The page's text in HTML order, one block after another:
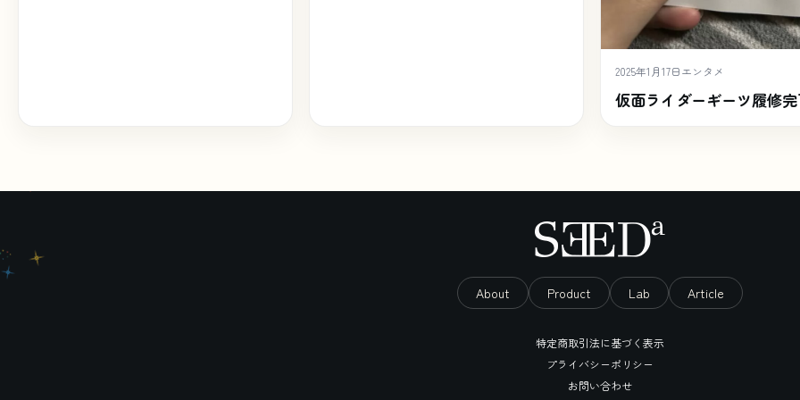
2025年1月17日エンタメ
仮面ライダーギーツ履修
About Product Lab Article
特定商取引法に基づく表示
プライバシーポリシー
お問い合わせ